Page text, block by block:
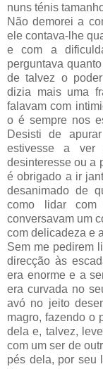
nuns ténis
Não demorei a
ele contava-lhe
e com a
perguntava
de talvez o
dizia mais uma
falavam com
o é sempre nos
Desisti de
estivesse a
desinteresse ou a
é obrigado a ir
desanimado de
como lidar com
conversavam um
com delicadeza e
Sem me pedirem
direcção às
era enorme e a
era curvada no
avó no jeito
magro, fazendo o
dela e, talvez,
com um ser de
pés dela, por seu